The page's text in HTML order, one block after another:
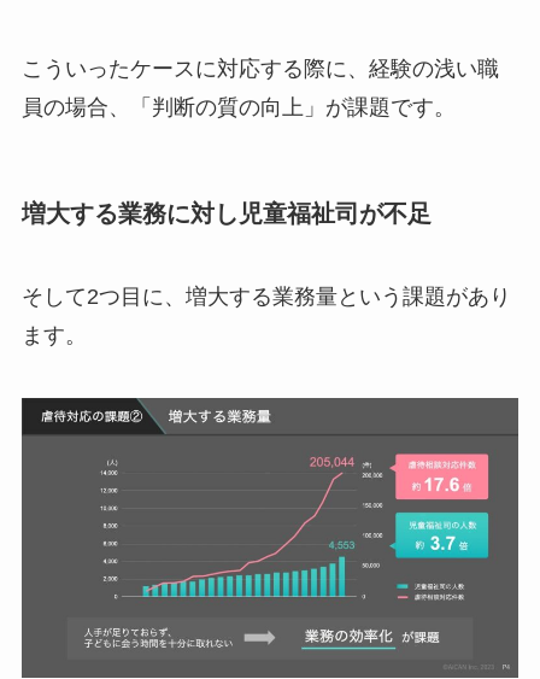
こういったケースに対応する際に、経験の浅い職
員の場合、「判断の質の向上」が課題です。
増大する業務に対し児童福祉司が不足
そして2つ目に、増大する業務量という課題があり
ます。